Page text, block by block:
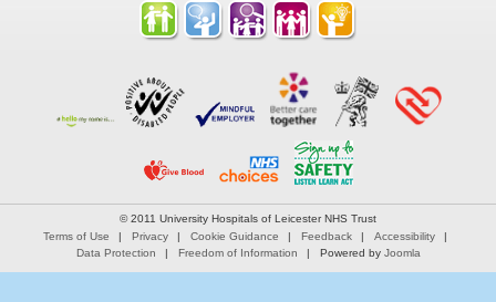
© 2011 University Hospitals of Leicester NHS Trust
Terms of Use
Privacy Cookie Guidance Feedback
Accessibility
Data Protection
Freedom of Information Powered by Joomla